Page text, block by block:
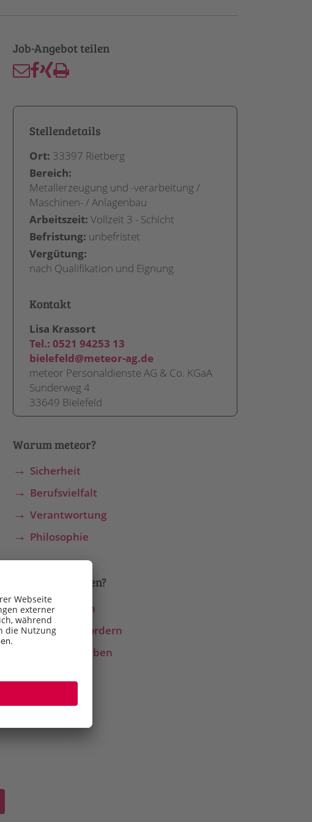
Stellendetails
Ort: 33397 Rietberg
Bereich:
Metallerzeugung und -verarbeitung /
Maschinen- / Anlagenbau
Arbeitszeit:Vollzeit 3 - Schicht
Befristung: unbefristet
Vergütung:
nach Qualifikation und Eignung
Kontakt
Lisa Krassort
Tel.:0521 94253 13
bielefeld@meteor-ag.de
meteor Personaldienste AG & Co. KGaA
Sunderweg 4
33649 Bielefeld
Warum meteor?
Sicherheit
Berufsvielfalt
Verantwortung
Philosophie
Sie haben Fragen?
Jetzt anrufen
Rückruf anfordern
E-Mail schreiben